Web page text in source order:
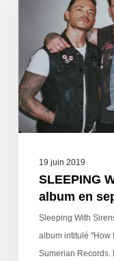
19 juin 2019
SLEEPING
album en
Sleeping With
album intitulé "How
Sumerian Records.